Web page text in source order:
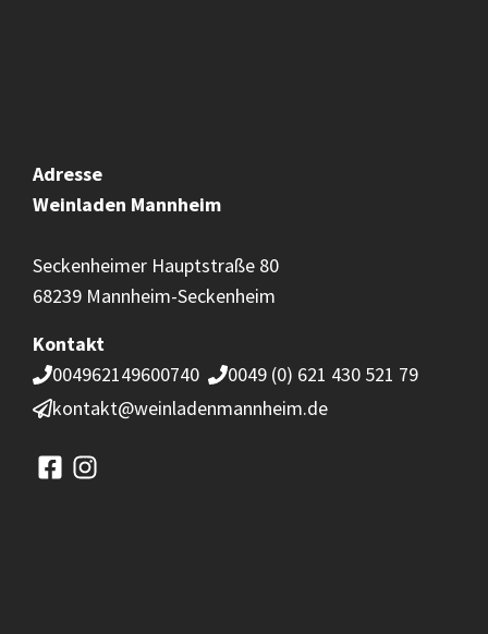
Adresse
Weinladen Mannheim
Seckenheimer Hauptstraße 80
68239 Mannheim-Seckenheim
Kontakt
004962149600740
0049 (0) 621 430 521 79
kontakt@weinladenmannheim.de